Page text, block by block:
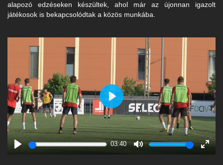
alapozó edzéseken készültek, ahol már az újonnan igazolt
játékosok is bekapcsolódtak a közös munkába.
03:40
Enter
Play